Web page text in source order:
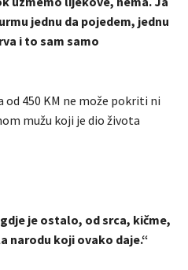
jednu da pojedem, jednu
i to sam samo
450 KM ne može pokriti ni
mužu koji je dio života
je ostalo, od srca, kičme,
narodu koji ovako daje.“